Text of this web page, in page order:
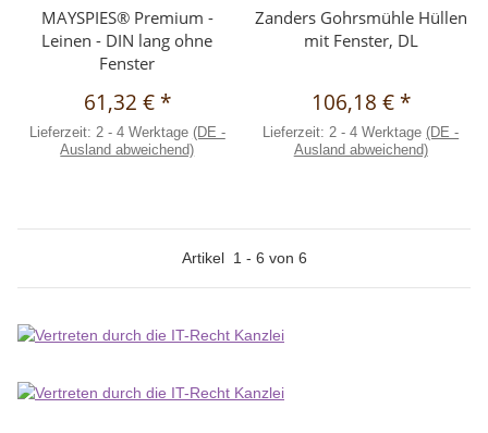
MAYSPIES® Premium -
Leinen - DIN lang ohne
Fenster
61,32 € *
Lieferzeit: 2 - 4 Werktage (DE -
Ausland abweichend)
Zanders Gohrsmühle Hüllen
mit Fenster, DL
106,18 € *
Lieferzeit: 2 - 4 Werktage(DE -
Ausland abweichend)
Artikel 1 - 6 von 6